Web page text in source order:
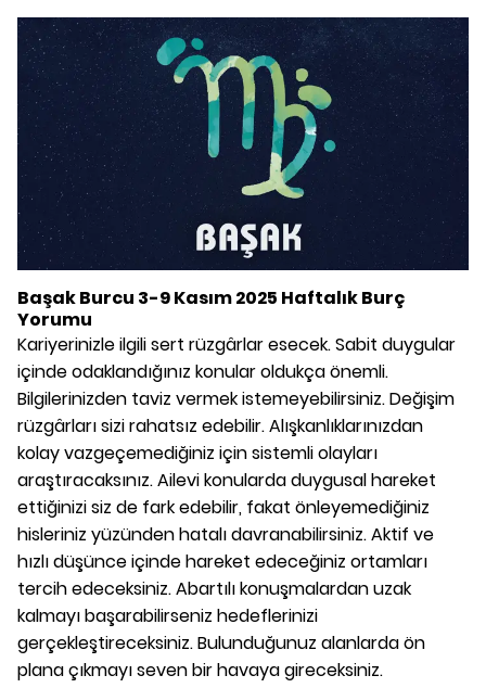
Başak Burcu 3-9 Kasım 2025 Haftalık Burç
Yorumu
Kariyerinizle ilgili sert rüzgârlar esecek. Sabit duygular
içinde odaklandığınız konular oldukça önemli.
Bilgilerinizden taviz vermek istemeyebilirsiniz. Değişim
rüzgârları sizi rahatsız edebilir. Alışkanlıklarınızdan
kolay vazgeçemediğiniz için sistemli olayları
araştıracaksınız. Ailevi konularda duygusal hareket
ettiğinizi siz de fark edebilir, fakat önleyemediğiniz
hisleriniz yüzünden hatalı davranabilirsiniz. Aktif ve
hızlı düşünce içinde hareket edeceğiniz ortamları
tercih edeceksiniz. Abartılı konuşmalardan uzak
kalmayı başarabilirseniz hedeflerinizi
gerçekleştireceksiniz. Bulunduğunuz alanlarda ön
plana çıkmayı seven bir havaya gireceksiniz.